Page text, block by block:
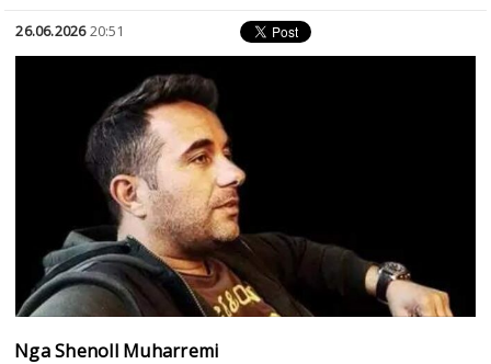
26.06.202620:51
Nga Shenoll Muharremi